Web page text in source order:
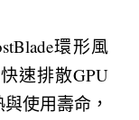
環形風
速排散GPU
使用壽命，